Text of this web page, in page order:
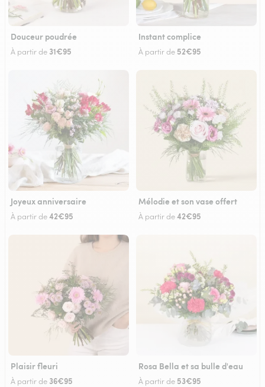
Douceur poudrée
À partir de 31€95
Instant complice
À partir de 52€95
Joyeux anniversaire
À partir de42€95
Mélodie et son vase offert
À partir de42€95
Plaisir fleuri
À partir de 36€95
Rosa Bella et sa bulle d'eau
À partir de 53€95